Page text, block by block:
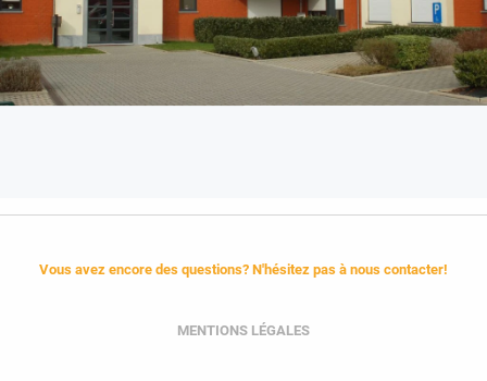
Vous avez encore des questions? N'hésitez pas à nous contacter!
MENTIONS LÉGALES